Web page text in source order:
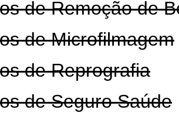
de Remoção de
de Microfilmagem
de Reprografia
de Seguro Saúde